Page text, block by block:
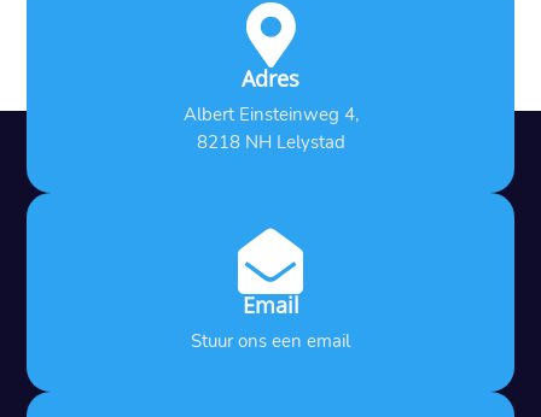

Adres
Albert Einsteinweg 4,
8218 NH Lelystad

Email
Stuur ons een email